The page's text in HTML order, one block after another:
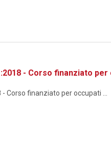
- Corso finanziato
- Corso finanziato per occupati ...